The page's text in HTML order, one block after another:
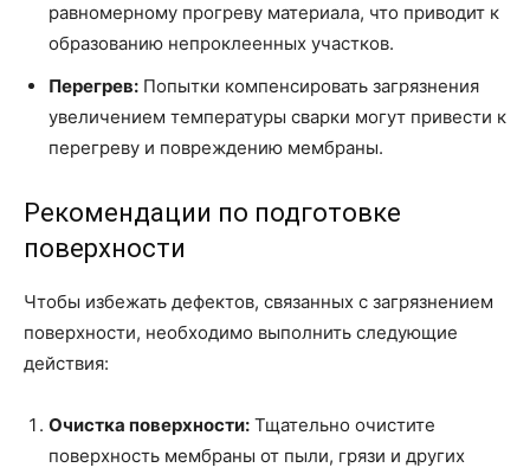
равномерному прогреву материала, что приводит к
образованию непроклеенных участков.
Перегрев: Попытки компенсировать загрязнения
увеличением температуры сварки могут привести к
перегреву и повреждению мембраны.
Рекомендации по подготовке
поверхности
Чтобы избежать дефектов, связанных с загрязнением
поверхности, необходимо выполнить следующие
действия:
Очистка поверхности: Тщательно очистите
поверхность мембраны от пыли, грязи и других